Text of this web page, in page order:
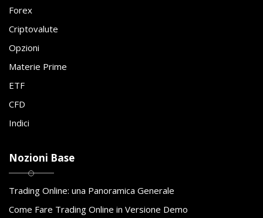
Forex
Criptovalute
Opzioni
Materie Prime
ETF
CFD
Indici
Nozioni Base
Trading Online: una Panoramica Generale
Come Fare Trading Online in Versione Demo